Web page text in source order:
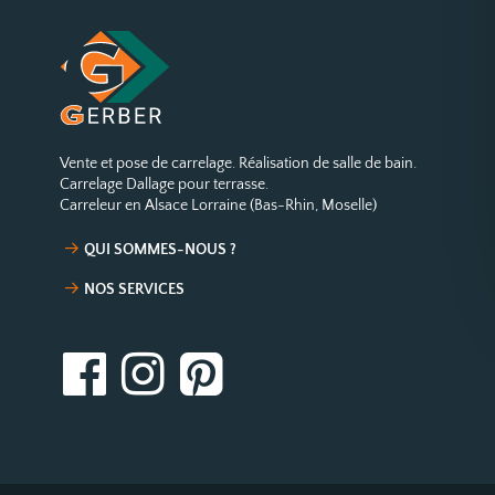
Vente et pose de carrelage. Réalisation de salle de bain.
Carrelage Dallage pour terrasse.
Carreleur en Alsace Lorraine (Bas-Rhin, Moselle)
QUI SOMMES-NOUS ?
NOS SERVICES